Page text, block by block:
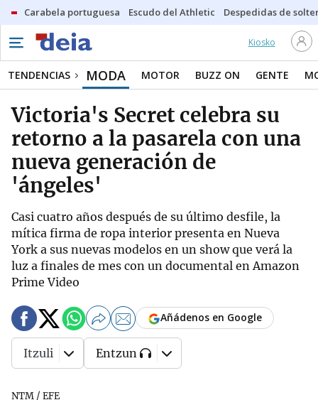
Carabela portuguesa Escudo del Athletic Despedidas de
Kiosko
TENDENCIAS MODA MOTOR BUZZ ON GENTE
Victoria's Secret celebra su
retorno a la pasarela con una
nueva generación de
'ángeles'
Casi cuatro años después de su último desfile, la
mítica firma de ropa interior presenta en Nueva
York a sus nuevas modelos en un show que verá la
luz a finales de mes con un documental en Amazon
Prime Video
NTM / EFE
Añádenos en Google
Itzuli Entzun